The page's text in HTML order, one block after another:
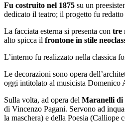
Fu costruito nel 1875 su un
dedicato il teatro; il progetto fu
La facciata esterna si presenta con tre
alto spicca il frontone in stile
L’interno fu realizzato nella classica
Le decorazioni sono opera
oggi intitolato al musicista Domenico
Sulla volta, ad opera del Maranelli di
di Vincenzo Pagani. Servono ad
la maschera) e della Poesia (Calliope